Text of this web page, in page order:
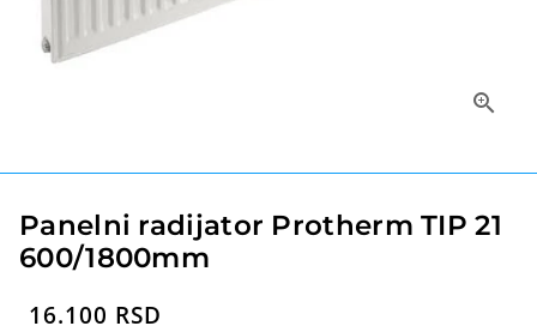
Panelni radijator Protherm TIP 21
600/1800mm
16.100 RSD